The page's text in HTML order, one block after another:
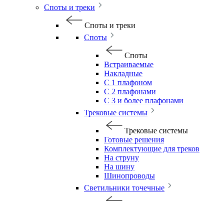
Споты и треки
Споты и треки
Споты
Споты
Встраиваемые
Накладные
С 1 плафоном
С 2 плафонами
С 3 и более плафонами
Трековые системы
Трековые системы
Готовые решения
Комплектующие для треков
На струну
На шину
Шинопроводы
Светильники точечные